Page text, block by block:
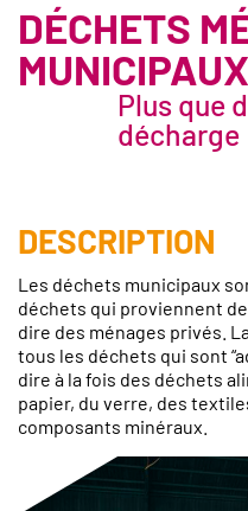
DÉCHETS
MUNICIPAUX
Plus que
décharge
DESCRIPTION
Les déchets municipaux
déchets qui proviennent
dire des ménages privés.
tous les déchets qui sont
dire à la fois des déchets
papier, du verre, des
composants minéraux.